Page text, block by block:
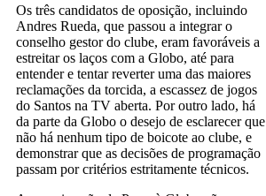
Os três candidatos de oposição, incluindo
Andres Rueda, que passou a integrar o
conselho gestor do clube, eram favoráveis a
estreitar os laços com a Globo, até para
entender e tentar reverter uma das maiores
reclamações da torcida, a escassez de jogos
do Santos na TV aberta. Por outro lado, há
da parte da Globo o desejo de esclarecer que
não há nenhum tipo de boicote ao clube, e
demonstrar que as decisões de programação
passam por critérios estritamente técnicos.